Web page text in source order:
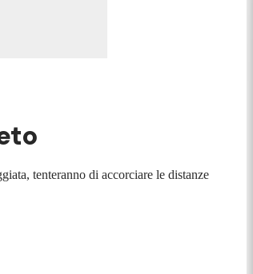
tenteranno di accorciare le distanze